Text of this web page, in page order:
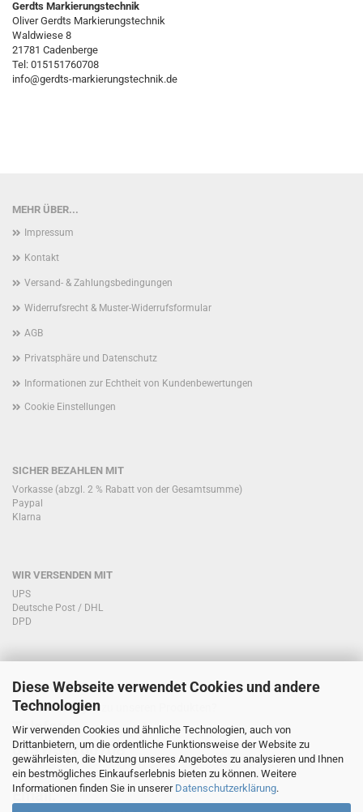
Diese Webseite verwendet Cookies und andere
Technologien
Wir verwenden Cookies und ähnliche Technologien, auch von
Drittanbietern, um die ordentliche Funktionsweise der Website zu
gewährleisten, die Nutzung unseres Angebotes zu analysieren und Ihnen
ein bestmögliches Einkaufserlebnis bieten zu können. Weitere
Informationen finden Sie in unserer Datenschutzerklärung.
Gerdts Markierungstechnik
Oliver Gerdts Markierungstechnik
Waldwiese 8
21781 Cadenberge
Tel: 015151760708
info@gerdts-markierungstechnik.de
MEHR ÜBER...
Impressum
Kontakt
Versand- & Zahlungsbedingungen
Widerrufsrecht & Muster-Widerrufsformular
AGB
Privatsphäre und Datenschutz
Informationen zur Echtheit von Kundenbewertungen
Cookie Einstellungen
SICHER BEZAHLEN MIT
Vorkasse (abzgl. 2 % Rabatt von der Gesamtsumme)
Paypal
Klarna
WIR VERSENDEN MIT
UPS
Deutsche Post / DHL
DPD
KONTAKT KUNDENSERVICE
Sie haben Fragen zu unseren Produkten?
Telefon:
0151/51760708
Email: